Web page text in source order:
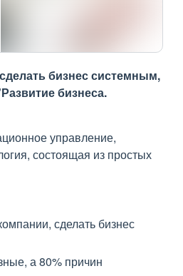
бизнес системным,
бизнеса.
управление,
состоящая из простых
сделать бизнес
а 80% причин